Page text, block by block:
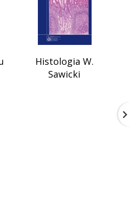
Histologia W.
Sawicki